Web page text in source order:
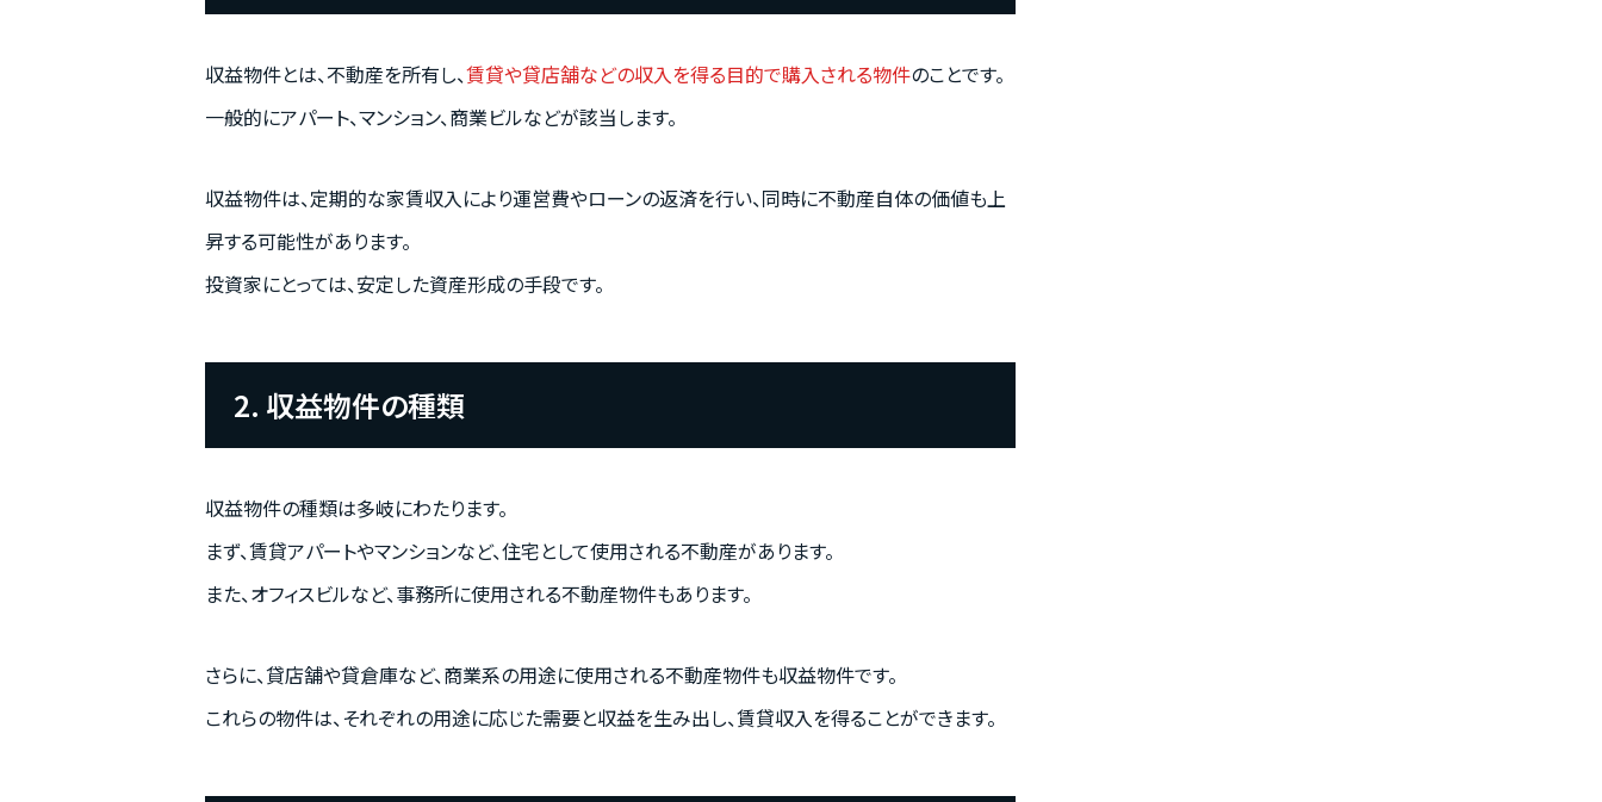
収益物件とは、不動産を所有し、賃貸や貸店舗などの収入を得る目的で購入される物件のことです。
一般的にアパート、マンション、商業ビルなどが該当します。
収益物件は、定期的な家賃収入により運営費やローンの返済を行い、同時に不動産自体の価値も上
昇する可能性があります。
投資家にとっては、安定した資産形成の手段です。
2. 収益物件の種類
収益物件の種類は多岐にわたります。
まず、賃貸アパートやマンションなど、住宅として使用される不動産があります。
また、オフィスビルなど、事務所に使用される不動産物件もあります。
さらに、貸店舗や貸倉庫など、商業系の用途に使用される不動産物件も収益物件です。
これらの物件は、それぞれの用途に応じた需要と収益を生み出し、賃貸収入を得ることができます。